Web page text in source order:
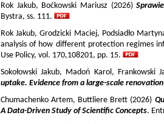
Rok Jakub, Boćkowski Mariusz (2026)
Bystra, ss. 111.
Rok Jakub, Grodzicki Maciej, Podsiadło
analysis of how different protection regimes
Use Policy, vol. 170,108201, pp. 15.
Sokołowski Jakub, Madoń Karol, Frankowski
uptake. Evidence from a large-scale
Chumachenko Artem, Buttliere Brett (2026)
A Data-Driven Study of Scientific Concepts.